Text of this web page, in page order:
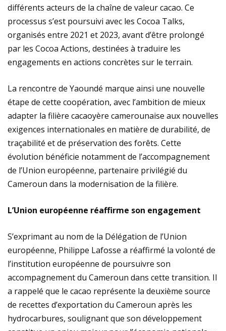
différents acteurs de la chaîne de valeur cacao. Ce
processus s’est poursuivi avec les Cocoa Talks,
organisés entre 2021 et 2023, avant d’être prolongé
par les Cocoa Actions, destinées à traduire les
engagements en actions concrètes sur le terrain.
La rencontre de Yaoundé marque ainsi une nouvelle
étape de cette coopération, avec l’ambition de mieux
adapter la filière cacaoyère camerounaise aux nouvelles
exigences internationales en matière de durabilité, de
traçabilité et de préservation des forêts. Cette
évolution bénéficie notamment de l’accompagnement
de l’Union européenne, partenaire privilégié du
Cameroun dans la modernisation de la filière.
L’Union européenne réaffirme son engagement
S’exprimant au nom de la Délégation de l’Union
européenne, Philippe Lafosse a réaffirmé la volonté de
l’institution européenne de poursuivre son
accompagnement du Cameroun dans cette transition. Il
a rappelé que le cacao représente la deuxième source
de recettes d’exportation du Cameroun après les
hydrocarbures, soulignant que son développement